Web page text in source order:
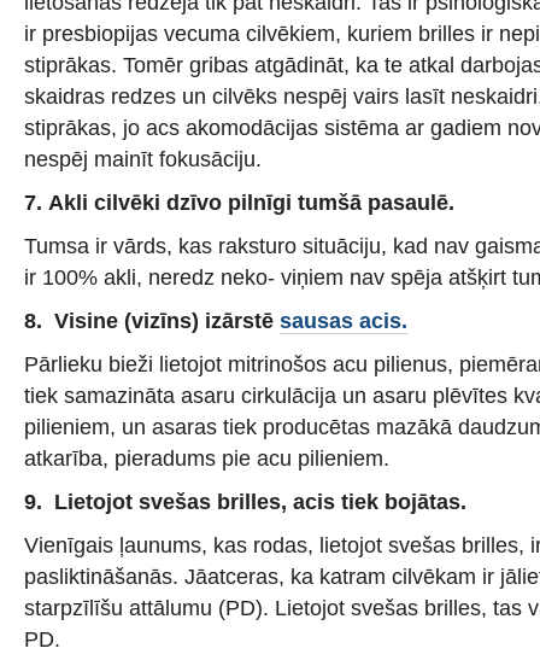
ir presbiopijas vecuma cilvēkiem, kuriem brilles ir
stiprākas. Tomēr gribas atgādināt, ka te atkal
skaidras redzes un cilvēks nespēj vairs lasīt
stiprākas, jo acs akomodācijas sistēma ar gadiem
nespēj mainīt fokusāciju.
7. Akli cilvēki dzīvo pilnīgi tumšā pasaulē.
Tumsa ir vārds, kas raksturo situāciju, kad nav
ir 100% akli, neredz neko- viņiem nav spēja atšķirt
8. Visine (vizīns) izārstē sausas acis.
Pārlieku bieži lietojot mitrinošos acu pilienus,
tiek samazināta asaru cirkulācija un asaru plēvītes
pilieniem, un asaras tiek producētas mazākā
atkarība, pieradums pie acu pilieniem.
9. Lietojot svešas brilles, acis tiek bojātas.
Vienīgais ļaunums, kas rodas, lietojot svešas brilles,
pasliktināšanās. Jāatceras, ka katram cilvēkam ir
starpzīlīšu attālumu (PD). Lietojot svešas brilles, tas
PD.